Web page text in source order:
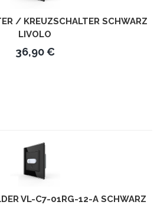
/ KREUZSCHALTER SCHWARZ
LIVOLO
36,90 €
VL-C7-01RG-12-A SCHWARZ